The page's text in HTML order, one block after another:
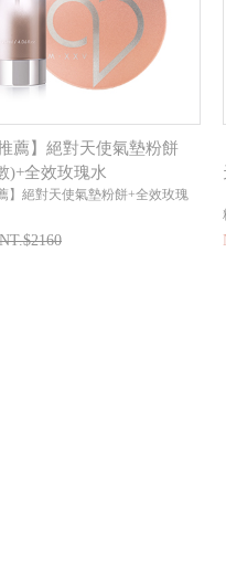
薦】絕對天使氣墊粉餅
)+全效玫瑰水
】絕對天使氣墊粉餅+全效玫瑰
NT.$2160